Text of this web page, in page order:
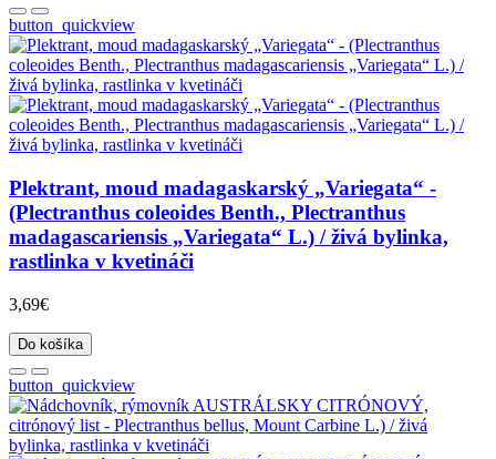
button_quickview
Plektrant, moud madagaskarský „Variegata“ -
(Plectranthus coleoides Benth., Plectranthus
madagascariensis „Variegata“ L.) / živá bylinka,
rastlinka v kvetináči
3,69€
Do košíka
button_quickview